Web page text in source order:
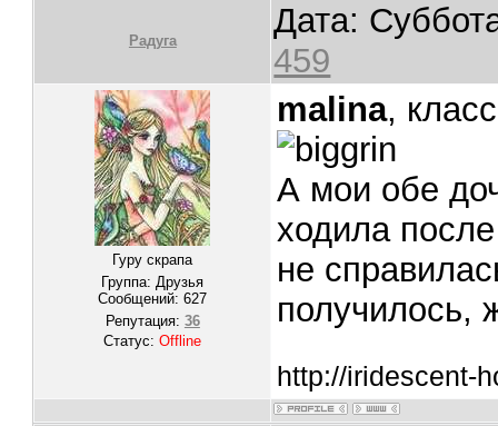
Радуга
Дата:
459
Гуру скрапа
Группа: Друзья
Сообщений:627
Репутация: 36
Статус:Offline
malina,
А мои обе
ходила
не
получилось,
http://iridescent-